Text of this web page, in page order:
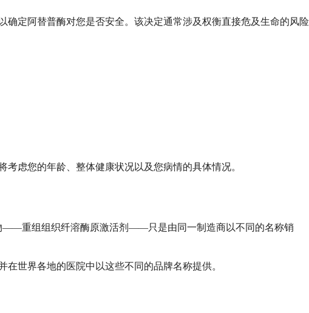
定阿替普酶对您是否安全。该决定通常涉及权衡直接危及生命的风险
虑您的年龄、整体健康状况以及您病情的具体情况。
——重组组织纤溶酶原激活剂——只是由同一制造商以不同的名称销
世界各地的医院中以这些不同的品牌名称提供。